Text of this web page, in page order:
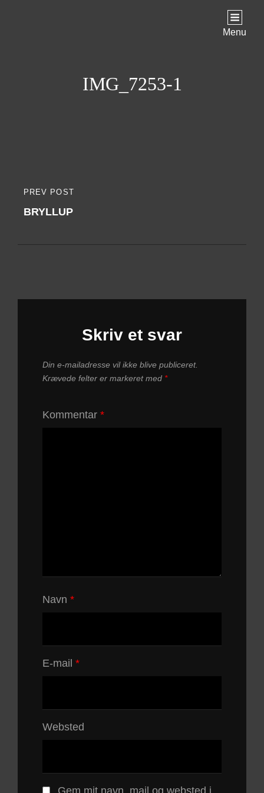
Menu
IMG_7253-1
Indlægsnavigation
PREVIOUS
POST
PREV POST
BRYLLUP
Skriv et svar
Din e-mailadresse vil ikke blive publiceret.
Krævede felter er markeret med *
Kommentar *
Navn *
E-mail *
Websted